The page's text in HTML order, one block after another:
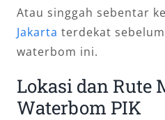
Atau singgah sebentar
Jakarta terdekat
waterbom ini.
Lokasi dan Rute
Waterbom PIK